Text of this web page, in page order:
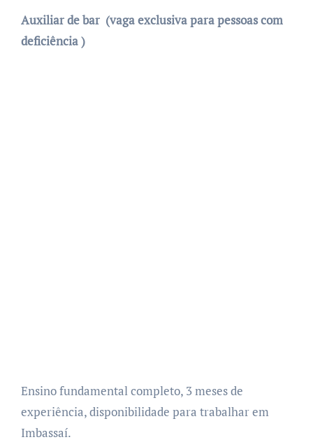
Auxiliar de bar (vaga exclusiva para pessoas com
deficiência )
Ensino fundamental completo, 3 meses de
experiência, disponibilidade para trabalhar em
Imbassaí.